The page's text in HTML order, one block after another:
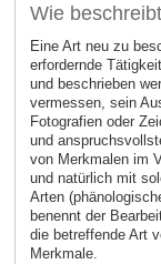
Wie
Eine Art neu zu
erfordernde
und beschrieben
vermessen, sein
Fotografien oder
und
von Merkmalen im
und natürlich mit
Arten
benennt der
die betreffende Art
Merkmale.